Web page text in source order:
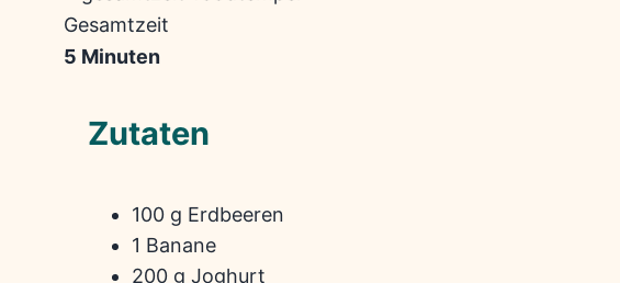
Gesamtzeit
5 Minuten
Zutaten
100 g Erdbeeren
1 Banane
200 g Joghurt